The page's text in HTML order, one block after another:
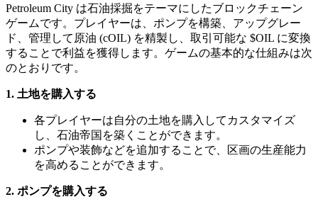
Petroleum City は石油採掘をテーマにしたブロックチェーン
ゲームです。プレイヤーは、ポンプを構築、アップグレー
ド、管理して原油 (cOIL) を精製し、取引可能な $OIL に変換
することで利益を獲得します。ゲームの基本的な仕組みは次
のとおりです。
1. 土地を購入する
各プレイヤーは自分の土地を購入してカスタマイズ
し、石油帝国を築くことができます。
ポンプや装飾などを追加することで、区画の生産能力
を高めることができます。
2. ポンプを購入する